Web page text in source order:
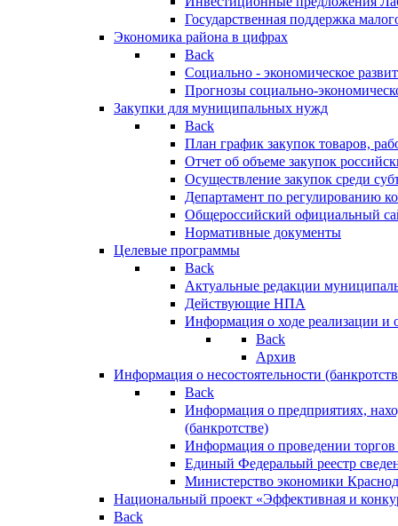
Государственная поддержка
Экономика района в цифрах
Back
Социально - экономическое
Прогнозы социально-
Закупки для муниципальных нужд
Back
План график закупок товаров,
Отчет об объеме закупок
Осуществление закупок среди
Департамент по регулированию
Общероссийский официальный
Нормативные документы
Целевые программы
Back
Актуальные редакции
Действующие НПА
Информация о ходе реализации
Back
Архив
Информация о несостоятельности
Back
Информация о предприятиях,
(банкротстве)
Информация о проведении
Единый Федеральый реестр
Министерство экономики
Национальный проект «Эффективная и
Back